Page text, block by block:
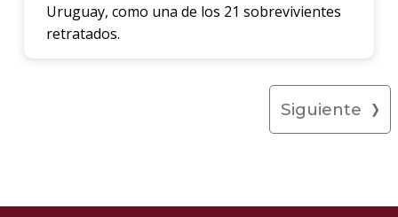
Uruguay, como una de los 21 sobrevivientes
retratados.
Siguiente